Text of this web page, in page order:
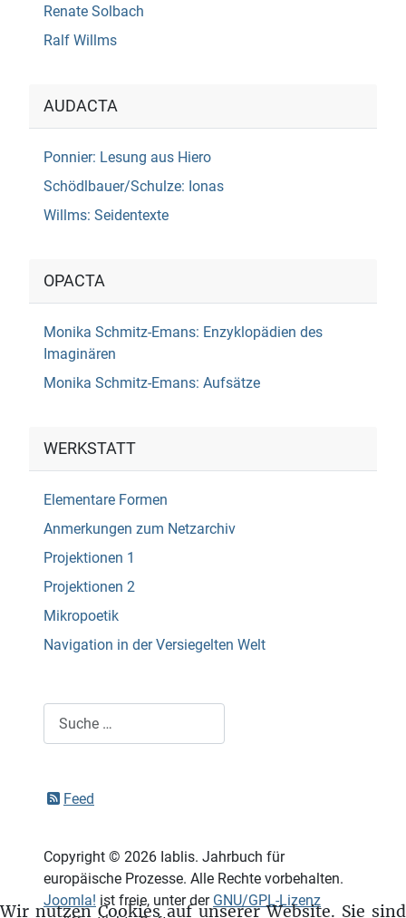
Renate Solbach
Ralf Willms
AUDACTA
Ponnier: Lesung aus Hiero
Schödlbauer/Schulze: Ionas
Willms: Seidentexte
OPACTA
Monika Schmitz-Emans: Enzyklopädien des
Imaginären
Monika Schmitz-Emans: Aufsätze
WERKSTATT
Elementare Formen
Anmerkungen zum Netzarchiv
Projektionen 1
Projektionen 2
Mikropoetik
Navigation in der Versiegelten Welt
Feed
Copyright © 2026 Iablis. Jahrbuch für
europäische Prozesse. Alle Rechte vorbehalten.
Joomla! ist freie, unter der GNU/GPL-Lizenz
Wir nutzen Cookies auf unserer Website. Sie sind